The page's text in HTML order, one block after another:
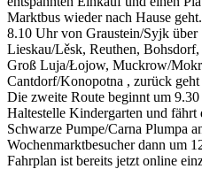
Marktbus wieder nach Hause
8.10 Uhr von Graustein/Syjk über
Lieskau/Lěsk, Reuthen,
Groß Luja/Łojow, Muckrow/
Cantdorf/Konopotna , zurück
Die zweite Route beginnt um
Haltestelle Kindergarten und
Schwarze Pumpe/Carna Plumpa
Wochenmarktbesucher dann um
Fahrplan ist bereits jetzt online